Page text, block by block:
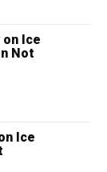
Ice
Not
Ice